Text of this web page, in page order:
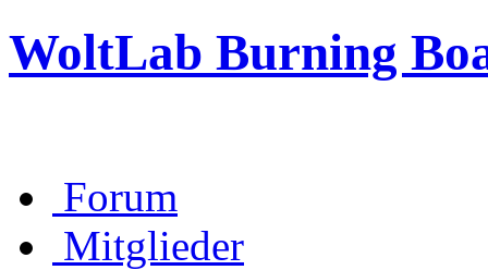
WoltLab Burning
Forum
Mitglieder